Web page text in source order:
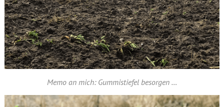
Memo an mich: Gummistiefel besorgen …